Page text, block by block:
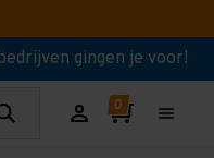
gingen je voor!